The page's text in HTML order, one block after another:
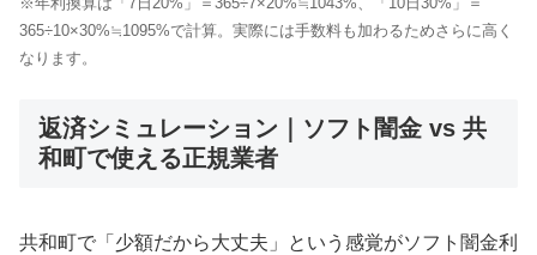
365÷10×30%≒1095%で計算。実際には手数料も加わるためさらに高く
なります。
返済シミュレーション｜ソフト闇金 vs 共
和町で使える正規業者
共和町で「少額だから大丈夫」という感覚がソフト闇金利